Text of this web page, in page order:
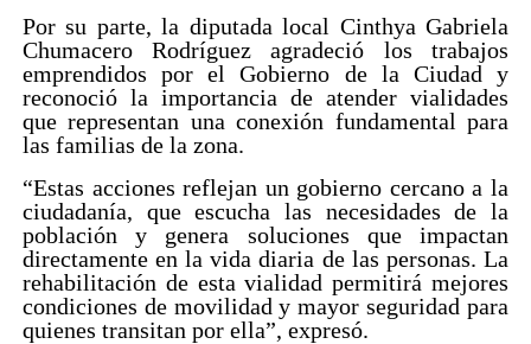
Por su parte, la diputada local Cinthya Gabriela
Chumacero Rodríguez agradeció los trabajos
emprendidos por el Gobierno de la Ciudad y
reconoció la importancia de atender vialidades
que representan una conexión fundamental para
las familias de la zona.
“Estas acciones reflejan un gobierno cercano a la
ciudadanía, que escucha las necesidades de la
población y genera soluciones que impactan
directamente en la vida diaria de las personas. La
rehabilitación de esta vialidad permitirá mejores
condiciones de movilidad y mayor seguridad para
quienes transitan por ella”, expresó.